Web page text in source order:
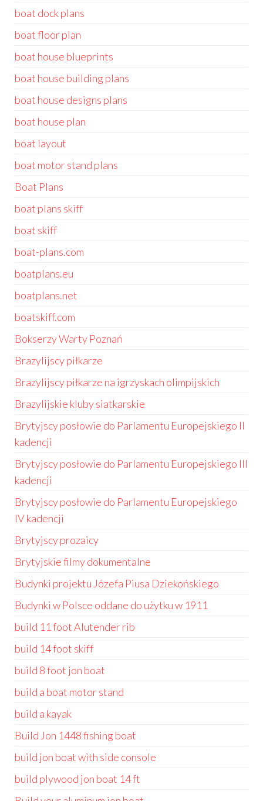
boat dock plans
boat floor plan
boat house blueprints
boat house building plans
boat house designs plans
boat house plan
boat layout
boat motor stand plans
Boat Plans
boat plans skiff
boat skiff
boat-plans.com
boatplans.eu
boatplans.net
boatskiff.com
Bokserzy Warty Poznań
Brazylijscy piłkarze
Brazylijscy piłkarze na igrzyskach olimpijskich
Brazylijskie kluby siatkarskie
Brytyjscy posłowie do Parlamentu Europejskiego II
kadencji
Brytyjscy posłowie do Parlamentu Europejskiego III
kadencji
Brytyjscy posłowie do Parlamentu Europejskiego
IV kadencji
Brytyjscy prozaicy
Brytyjskie filmy dokumentalne
Budynki projektu Józefa Piusa Dziekońskiego
Budynki w Polsce oddane do użytku w 1911
build 11 foot Alutender rib
build 14 foot skiff
build 8 foot jon boat
build a boat motor stand
build a kayak
Build Jon 1448 fishing boat
build jon boat with side console
build plywood jon boat 14 ft